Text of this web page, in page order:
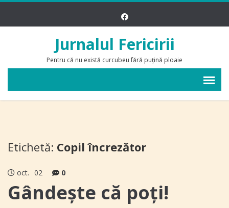
Jurnalul Fericirii
Pentru că nu există curcubeu fără puțină ploaie
Etichetă: Copil încrezător
oct. 02 0
Gândește că poți!